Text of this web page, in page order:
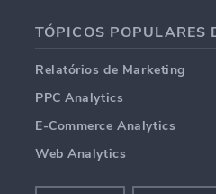
Relatórios de Marketing
PPC Analytics
E-Commerce Analytics
Web Analytics